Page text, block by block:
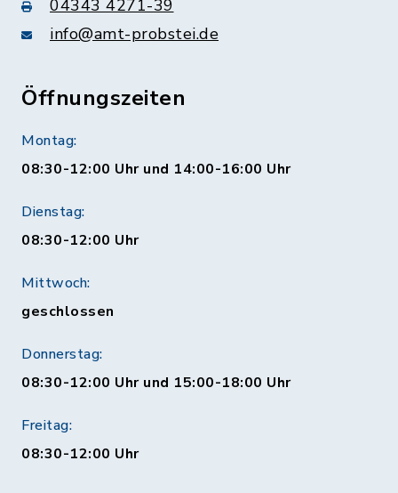
04343 4271-39
info@amt-probstei.de
Öffnungszeiten
Montag:
08:30-12:00 Uhr und 14:00-16:00 Uhr
Dienstag:
08:30-12:00 Uhr
Mittwoch:
geschlossen
Donnerstag:
08:30-12:00 Uhr und 15:00-18:00 Uhr
Freitag:
08:30-12:00 Uhr